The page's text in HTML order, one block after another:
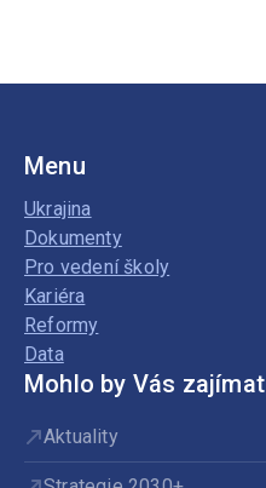
Menu
Ukrajina
Dokumenty
Pro vedení školy
Kariéra
Reformy
Data
Mohlo by Vás zajímat
Aktuality